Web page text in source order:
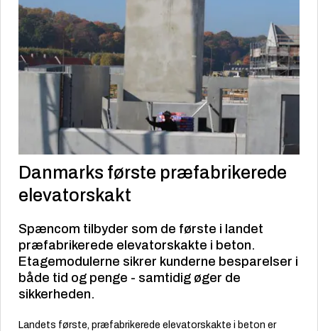
Danmarks første præfabrikerede
elevatorskakt
Spæncom tilbyder som de første i landet
præfabrikerede elevatorskakte i beton.
Etagemodulerne sikrer kunderne besparelser i
både tid og penge - samtidig øger de
sikkerheden.
Landets første, præfabrikerede elevatorskakte i beton er